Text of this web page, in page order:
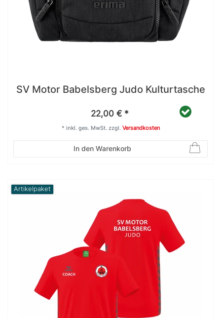
SV Motor Babelsberg Judo Kulturtasche
22,00 € *
In den Warenkorb
* inkl. ges. MwSt.zzgl. Versandkosten
Artikelpaket